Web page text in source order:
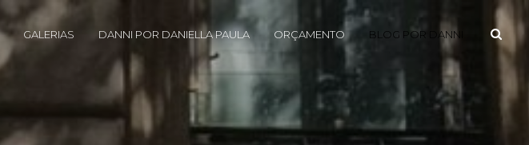
GALERIAS DANNI POR DANIELLA PAULA ORÇAMENTO BLOG POR DANNI